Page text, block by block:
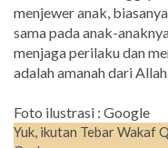
menjewer anak,
sama pada anak-
menjaga perilaku dan
adalah amanah dari
Foto ilustrasi : Google
Yuk, ikutan Tebar Wakaf